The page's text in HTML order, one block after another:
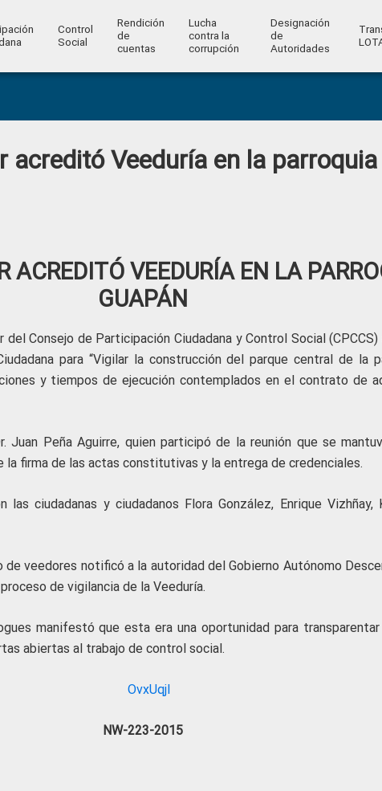
Control
Social
Rendición
de
cuentas
Lucha
contra la
corrupción
Designación
de
Autoridades
acreditó Veeduría en la
ACREDITÓ VEEDURÍA EN LA
GUAPÁN
del Consejo de Participación Ciudadana y Control Social
para “Vigilar la construcción del parque central de la
y tiempos de ejecución contemplados en el contrato de
Juan Peña Aguirre, quien participó de la reunión que se
firma de las actas constitutivas y la entrega de credenciales.
ciudadanas y ciudadanos Flora González, Enrique Vizhñay,
de veedores notificó a la autoridad del Gobierno Autónomo
de vigilancia de la Veeduría.
manifestó que esta era una oportunidad para
abiertas al trabajo de control social.
NW-223-2015